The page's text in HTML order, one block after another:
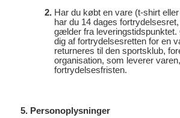
Har du købt en vare (t-shirt
har du 14 dages
gælder fra
dig af fortrydelsesretten for en
returneres til den sportsklub,
organisation, som leverer
fortrydelsesfristen.
Personoplysninger